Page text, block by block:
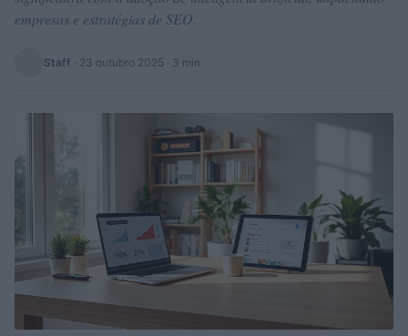
empresas e estratégias de SEO.
Staff · 23 outubro 2025 · 3 min